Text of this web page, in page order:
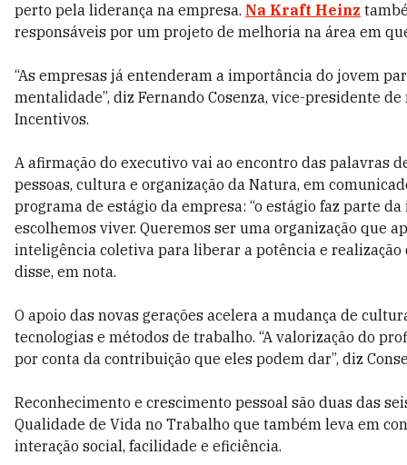
perto pela liderança na empresa. Na Kraft Heinz
responsáveis por um projeto de melhoria na área em
“As empresas já entenderam a importância do jovem
mentalidade”, diz Fernando Cosenza, vice-presidente
Incentivos.
A afirmação do executivo vai ao encontro das palavras
pessoas, cultura e organização da Natura, em
programa de estágio da empresa: “o estágio faz parte
escolhemos viver. Queremos ser uma organização que
inteligência coletiva para liberar a potência e realização
disse, em nota.
O apoio das novas gerações acelera a mudança de
tecnologias e métodos de trabalho. “A valorização do
por conta da contribuição que eles podem dar”, diz
Reconhecimento e crescimento pessoal são duas das
Qualidade de Vida no Trabalho que também leva em
interação social, facilidade e eficiência.